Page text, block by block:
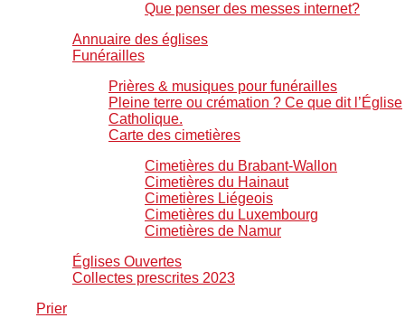
Que penser des messes internet?
Annuaire des églises
Funérailles
Prières & musiques pour funérailles
Pleine terre ou crémation ? Ce que dit l’Église
Catholique.
Carte des cimetières
Cimetières du Brabant-Wallon
Cimetières du Hainaut
Cimetières Liégeois
Cimetières du Luxembourg
Cimetières de Namur
Églises Ouvertes
Collectes prescrites 2023
Prier